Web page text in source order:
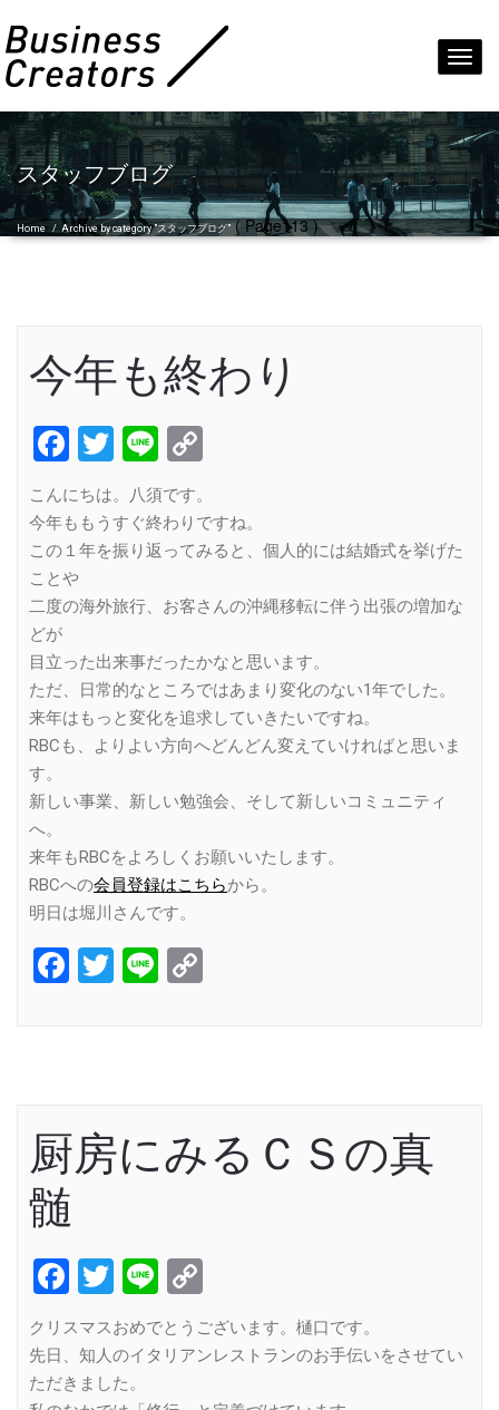
スタッフブログ
Home /Archive by category "スタッフブログ"( Page113 )
今年も終わり
Facebook
Twitter
Line
こんにちは。八須です。
今年ももうすぐ終わりですね。
この１年を振り返ってみると、個人的には結婚式を挙げた
ことや
二度の海外旅行、お客さんの沖縄移転に伴う出張の増加な
どが
目立った出来事だったかなと思います。
ただ、日常的なところではあまり変化のない1年でした。
来年はもっと変化を追求していきたいですね。
RBCも、よりよい方向へどんどん変えていければと思いま
す。
新しい事業、新しい勉強会、そして新しいコミュニティ
へ。
来年もRBCをよろしくお願いいたします。
RBCへの会員登録はこちらから。
明日は堀川さんです。
Facebook
Twitter
Line
厨房にみるＣＳの真
髄
Facebook
Twitter
Line
Link
クリスマスおめでとうございます。樋口です。
先日、知人のイタリアンレストランのお手伝いをさせてい
ただきました。